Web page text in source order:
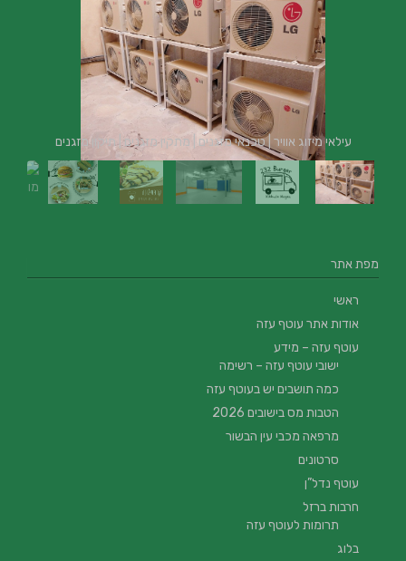
עילאי מיזוג אוויר | טכנאי מזגנים | מתקין מזגנים | תיקון מזגנים
מפת אתר
ראשי
אודות אתר עוטף עזה
עוטף עזה – מידע
ישובי עוטף עזה – רשימה
כמה תושבים יש בעוטף עזה
הטבות מס בישובים 2026
מרפאה מכבי עין הבשור
סרטונים
עוטף נדל”ן
חרבות ברזל
תרומות לעוטף עזה
בלוג